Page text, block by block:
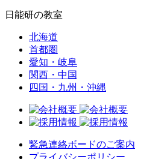
日能研の教室
北海道
首都圏
愛知・岐阜
関西・中国
四国・九州・沖縄
緊急連絡ボードのご案内
プライバシーポリシー